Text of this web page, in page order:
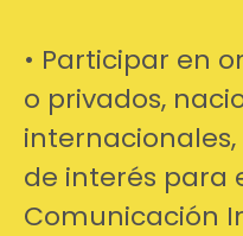
• Participar en
o privados,
de interés para
Comunicación